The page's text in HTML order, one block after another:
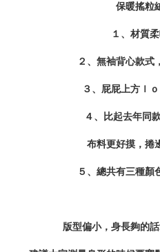
保暖搖粒
１、材質
２、無袖背心款式
３、屁屁上方ｌ
４、比起去年同
布料更好摸，捲
５、 總共有三種顏
版型偏小，身長夠的